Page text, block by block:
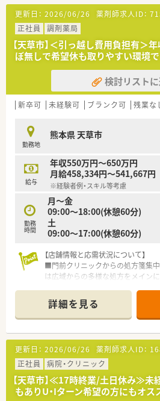
更新日： 2026/06/26 薬剤師求人ID：
正社員
調剤薬局
【天草市】＜引っ越し費用負担有＞
ぼ無しで希望休も取りやすい環境で
検討リスト
新卒可 未経験可 ブランク可 残業な
勤務地
熊本県 天草市
給与
年収550万円～650万円
月給458,334円～541,667円
※経験者例・スキル等考慮
勤務
時間
月～金
09:00～18:00(休憩60分)
土
09:00～17:00(休憩60分)
【店舗情報と応需状況について】
■門前クリニックからの処方箋集
は広域からの多様な処方をメインに
的ライトな内容の処方箋が多く業
■1日の処方箋枚数は40枚から50枚
名体制でゆとりを持って丁寧な対
【募集背景と求める人物像について】
■長年勤務されたベテラン薬剤師の
今後の店舗運営を支えてくださる方
■経験者はもちろんのこと、ブラ
も、地域医療に貢献したい意欲の
■周囲のスタッフと協力し合い、円
詳細を見る
更新日： 2026/06/26 薬剤師求人ID：
正社員
病院・クリニック
【天草市】≪17時終業/土日休み≫未
もありU・Iターン希望の方にもオス